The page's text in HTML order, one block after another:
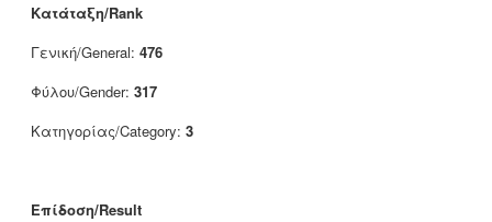
Κατάταξη/Rank
Γενική/General: 476
Φύλου/Gender: 317
Κατηγορίας/Category: 3
Επίδοση/Result